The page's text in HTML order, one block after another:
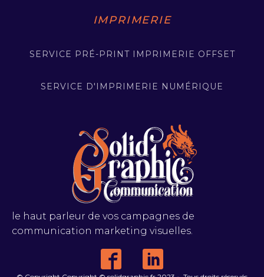
le haut parleur de vos campagnes de
communication marketing visuelles.
IMPRIMERIE
SERVICE PRÉ-PRINT IMPRIMERIE OFFSET
SERVICE D'IMPRIMERIE NUMÉRIQUE